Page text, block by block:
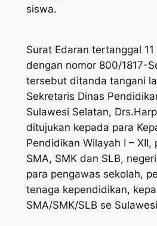
siswa.
Surat Edaran tertanggal
dengan nomor 800/1817-
tersebut ditanda tangani
Sekretaris Dinas
Sulawesi Selatan,
ditujukan kepada para
Pendidikan Wilayah I – XII,
SMA, SMK dan SLB,
para pengawas sekolah,
tenaga kependidikan,
SMA/SMK/SLB se